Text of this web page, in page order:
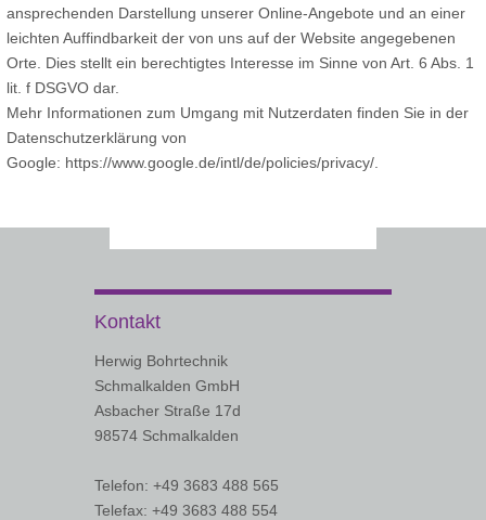
ansprechenden Darstellung unserer Online-Angebote und an einer
leichten Auffindbarkeit der von uns auf der Website angegebenen
Orte. Dies stellt ein berechtigtes Interesse im Sinne von Art. 6 Abs. 1
lit. f DSGVO dar.
Mehr Informationen zum Umgang mit Nutzerdaten finden Sie in der
Datenschutzerklärung von
Google: https://www.google.de/intl/de/policies/privacy/.
Kontakt
Herwig Bohrtechnik
Schmalkalden GmbH
Asbacher Straße 17d
98574 Schmalkalden
Telefon: +49 3683 488 565
Telefax: +49 3683 488 554